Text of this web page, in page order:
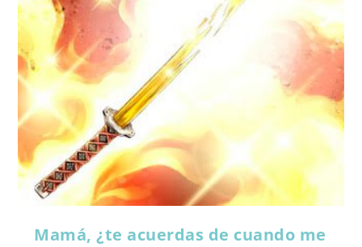
Mamá, ¿te acuerdas de cuando me